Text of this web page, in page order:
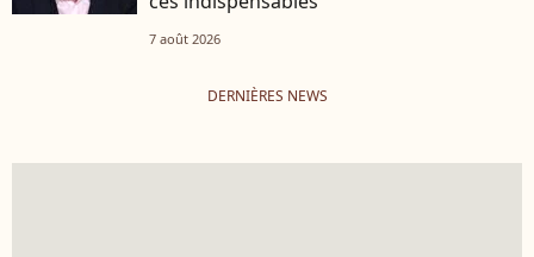
7 août 2026
DERNIÈRES NEWS